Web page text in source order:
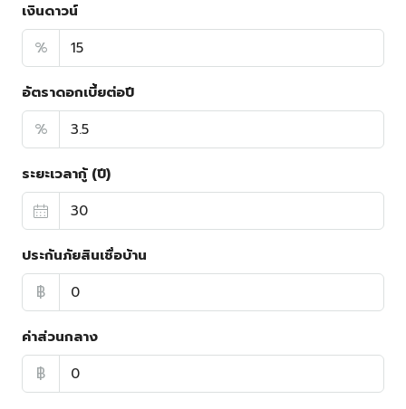
เงินดาวน์
%
อัตราดอกเบี้ยต่อปี
%
ระยะเวลากู้ (ปี)
ประกันภัยสินเชื่อบ้าน
฿
ค่าส่วนกลาง
฿